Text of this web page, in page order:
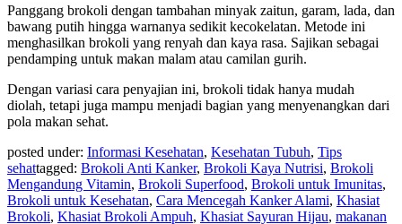
Panggang brokoli dengan tambahan minyak zaitun, garam, lada, dan
bawang putih hingga warnanya sedikit kecokelatan. Metode ini
menghasilkan brokoli yang renyah dan kaya rasa. Sajikan sebagai
pendamping untuk makan malam atau camilan gurih.
Dengan variasi cara penyajian ini, brokoli tidak hanya mudah
diolah, tetapi juga mampu menjadi bagian yang menyenangkan dari
pola makan sehat.
posted under: Informasi Kesehatan, Kesehatan Tubuh, Tips
sehattagged: Brokoli Anti Kanker, Brokoli Kaya Nutrisi, Brokoli
Mengandung Vitamin, Brokoli Superfood, Brokoli untuk Imunitas,
Brokoli untuk Kesehatan, Cara Mencegah Kanker Alami, Khasiat
Brokoli, Khasiat Brokoli Ampuh, Khasiat Sayuran Hijau, makanan